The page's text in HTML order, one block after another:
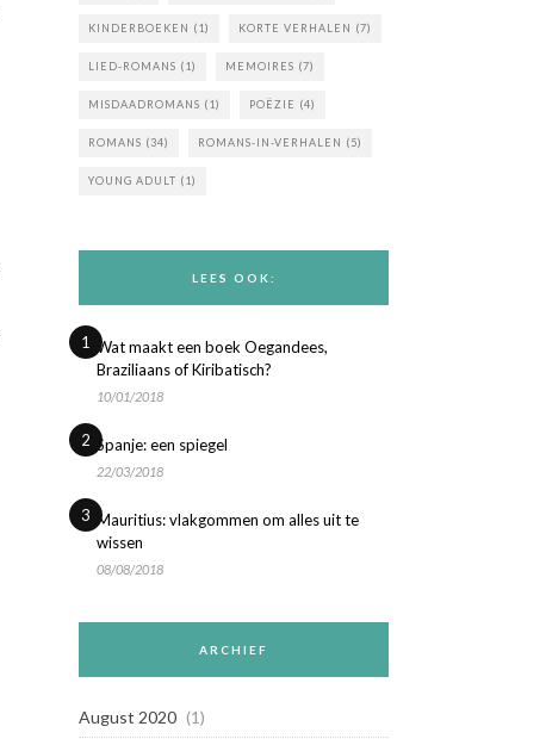
KINDERBOEKEN (1) KORTE VERHALEN (7)
LIED-ROMANS (1) MEMOIRES (7)
MISDAADROMANS (1) POËZIE (4)
ROMANS (34) ROMANS-IN-VERHALEN (5)
YOUNG ADULT (1)
LEES OOK:
1
Wat maakt een boek Oegandees,
Braziliaans of Kiribatisch?
10/01/2018
2 Spanje: een spiegel
22/03/2018
3 Mauritius: vlakgommen om alles uit te
wissen
08/08/2018
ARCHIEF
August 2020 (1)